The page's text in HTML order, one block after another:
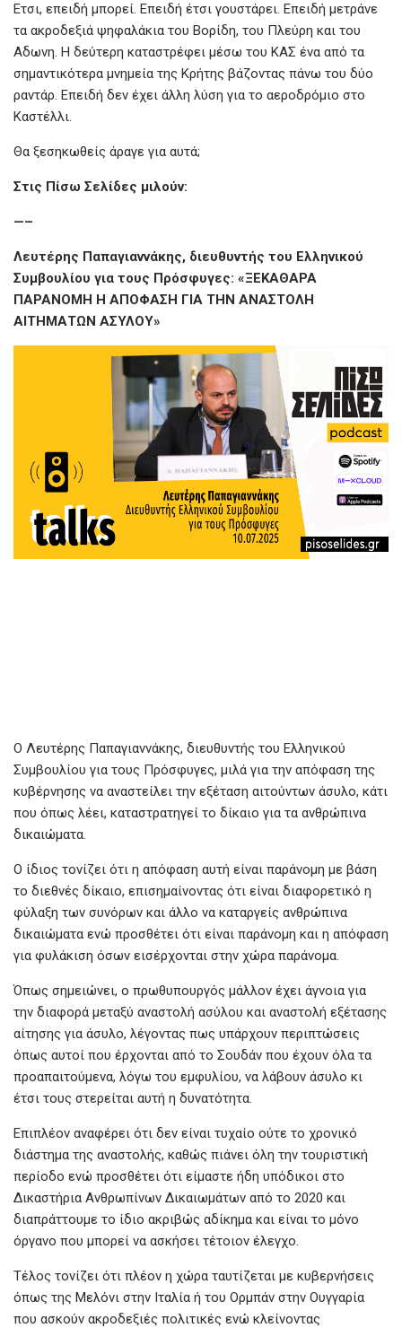
Ετσι, επειδή μπορεί. Επειδή έτσι γουστάρει. Επειδή μετράνε
τα ακροδεξιά ψηφαλάκια του Βορίδη, του Πλεύρη και του
Αδωνη. Η δεύτερη καταστρέφει μέσω του ΚΑΣ ένα από τα
σημαντικότερα μνημεία της Κρήτης βάζοντας πάνω του δύο
ραντάρ. Επειδή δεν έχει άλλη λύση για το αεροδρόμιο στο
Καστέλλι.
Θα ξεσηκωθείς άραγε για αυτά;
Στις Πίσω Σελίδες μιλούν:
—–
Λευτέρης Παπαγιαννάκης, διευθυντής του Ελληνικού
Συμβουλίου για τους Πρόσφυγες: «ΞΕΚΑΘΑΡΑ
ΠΑΡΑΝΟΜΗ Η ΑΠΟΦΑΣΗ ΓΙΑ ΤΗΝ ΑΝΑΣΤΟΛΗ
ΑΙΤΗΜΑΤΩΝ ΑΣΥΛΟΥ»
Ο Λευτέρης Παπαγιαννάκης, διευθυντής του Ελληνικού
Συμβουλίου για τους Πρόσφυγες, μιλά για την απόφαση της
κυβέρνησης να αναστείλει την εξέταση αιτούντων άσυλο, κάτι
που όπως λέει, καταστρατηγεί το δίκαιο για τα ανθρώπινα
δικαιώματα.
Ο ίδιος τονίζει ότι η απόφαση αυτή είναι παράνομη με βάση
το διεθνές δίκαιο, επισημαίνοντας ότι είναι διαφορετικό η
φύλαξη των συνόρων και άλλο να καταργείς ανθρώπινα
δικαιώματα ενώ προσθέτει ότι είναι παράνομη και η απόφαση
για φυλάκιση όσων εισέρχονται στην χώρα παράνομα.
Όπως σημειώνει, ο πρωθυπουργός μάλλον έχει άγνοια για
την διαφορά μεταξύ αναστολή ασύλου και αναστολή εξέτασης
αίτησης για άσυλο, λέγοντας πως υπάρχουν περιπτώσεις
όπως αυτοί που έρχονται από το Σουδάν που έχουν όλα τα
προαπαιτούμενα, λόγω του εμφυλίου, να λάβουν άσυλο κι
έτσι τους στερείται αυτή η δυνατότητα.
Επιπλέον αναφέρει ότι δεν είναι τυχαίο ούτε το χρονικό
διάστημα της αναστολής, καθώς πιάνει όλη την τουριστική
περίοδο ενώ προσθέτει ότι είμαστε ήδη υπόδικοι στο
Δικαστήρια Ανθρωπίνων Δικαιωμάτων από το 2020 και
διαπράττουμε το ίδιο ακριβώς αδίκημα και είναι το μόνο
όργανο που μπορεί να ασκήσει τέτοιον έλεγχο.
Τέλος τονίζει ότι πλέον η χώρα ταυτίζεται με κυβερνήσεις
όπως της Μελόνι στην Ιταλία ή του Ορμπάν στην Ουγγαρία
που ασκούν ακροδεξιές πολιτικές ενώ κλείνοντας